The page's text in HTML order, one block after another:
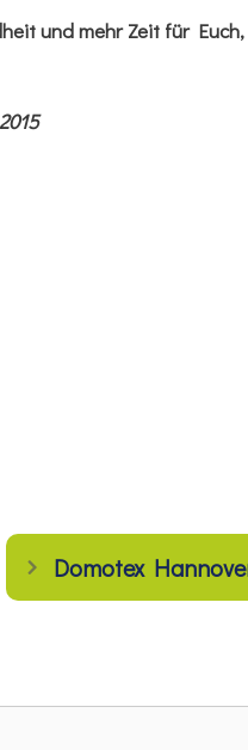
und mehr Zeit für
Domotex